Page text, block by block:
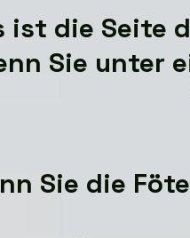
ist die Seite
Sie unter
Sie die